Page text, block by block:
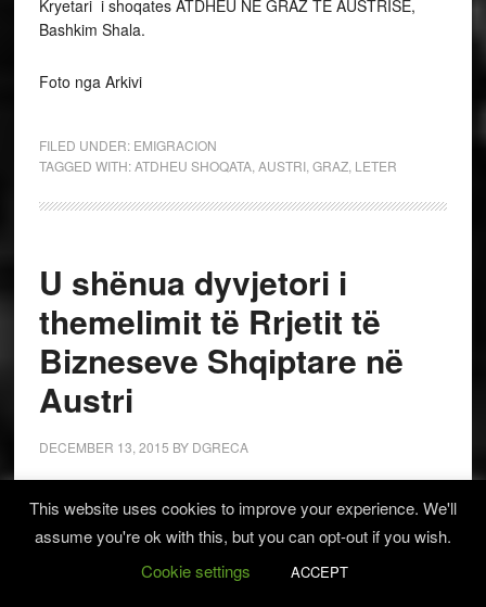
Kryetari i shoqates ATDHEU NE GRAZ TË AUSTRISË,
Bashkim Shala.
Foto nga Arkivi
FILED UNDER: EMIGRACION
TAGGED WITH:ATDHEU SHOQATA, AUSTRI, GRAZ, LETER
U shënua dyvjetori i
themelimit të Rrjetit të
Bizneseve Shqiptare në
Austri
DECEMBER 13, 2015 BY DGRECA
. Destani: “Secili prej nesh ta ketë si obligim në
shtimin e investimeve në vendlindje”.
This website uses cookies to improve your experience. We'll
assume you're ok with this, but you can opt-out if you wish.
Cookie settings
ACCEPT